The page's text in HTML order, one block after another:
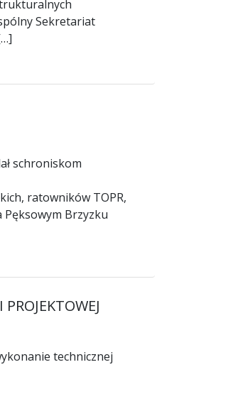
Sekretariat
schroniskom
ratowników TOPR,
Pęksowym Brzyzku
technicznej